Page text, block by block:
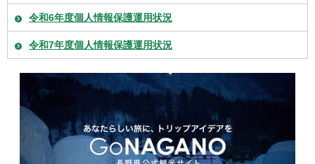
令和6年度個人情報保護運用状況
令和7年度個人情報保護運用状況